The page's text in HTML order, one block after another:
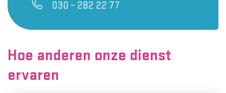
030 – 282 22 77
Hoe anderen onze dienst
ervaren